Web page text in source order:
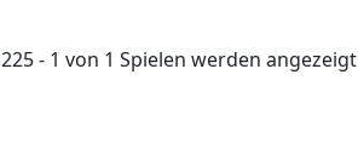
- 1 von 1 Spielen werden angezeigt